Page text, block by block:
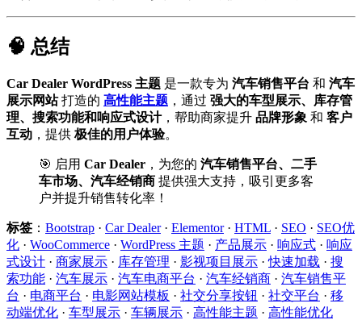
🧠 总结
Car Dealer WordPress 主题 是一款专为 汽车销售平台 和 汽车
展示网站打造的 高性能主题 ，通过 强大的车型展示、库存管
理、搜索功能和响应式设计，帮助商家提升 品牌形象 和 客户
互动 ，提供 极佳的用户体验。
🎯 启用 Car Dealer ，为您的 汽车销售平台、二手
车市场、汽车经销商 提供强大支持，吸引更多客
户并提升销售转化率！
标签 ： Bootstrap · Car Dealer· Elementor· HTML · SEO · SEO优
化 · WooCommerce · WordPress 主题 · 产品展示 · 响应式 · 响应
式设计 · 商家展示 · 库存管理 · 影视项目展示 ·快速加载 · 搜
索功能 · 汽车展示 · 汽车电商平台 · 汽车经销商 · 汽车销售平
台 · 电商平台 · 电影网站模板 · 社交分享按钮 · 社交平台 · 移
动端优化 · 车型展示 · 车辆展示 · 高性能主题 · 高性能优化